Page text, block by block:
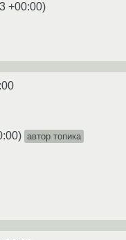
+00:00)
) автор топика